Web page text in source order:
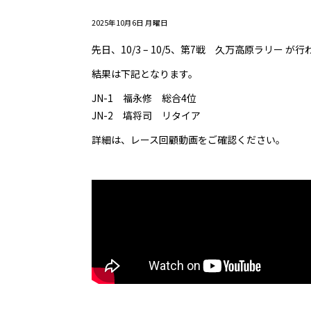
2025年10月6日 月曜日
先日、10/3 – 10/5、第7戦 久万高原ラリー が行わ
結果は下記となります。
JN-1 福永修 総合4位
JN-2 塙将司 リタイア
詳細は、レース回顧動画をご確認ください。